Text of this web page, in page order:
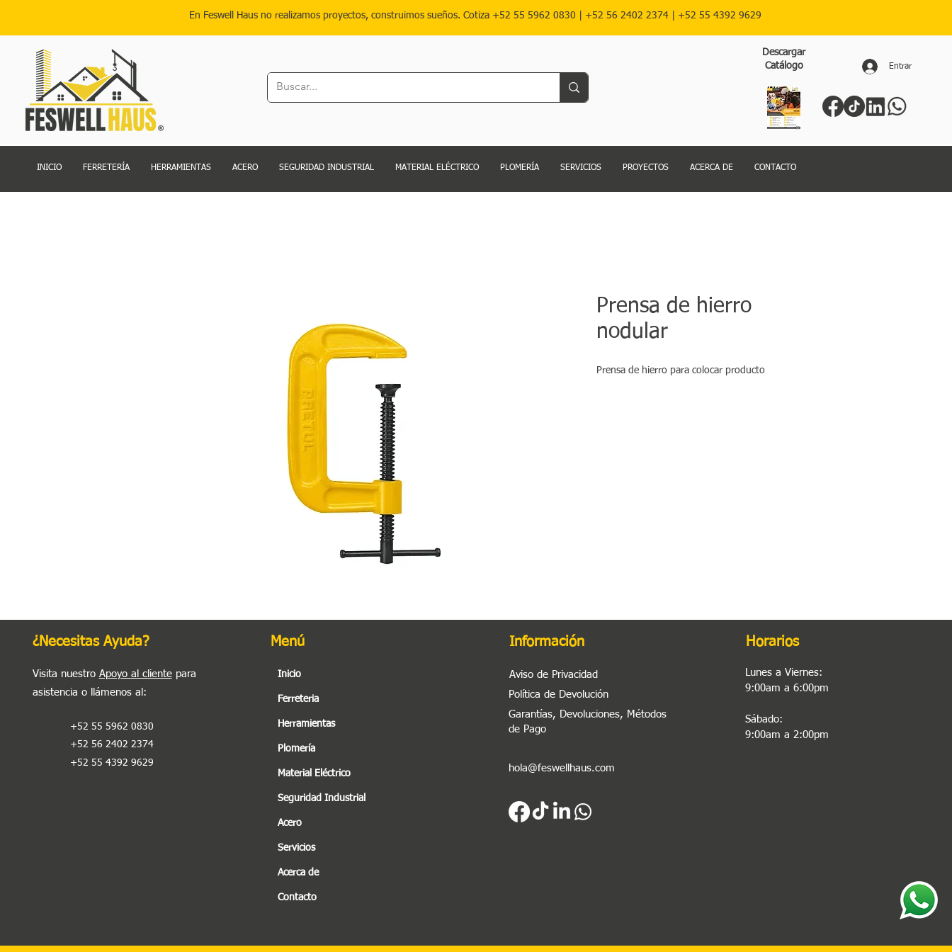
En Feswell Haus no realizamos proyectos, construimos sueños. Cotiza +52 55 5962 0830 +52 56 2402 2374 | +52 55 4392 9629
Entrar
Descargar
Catálogo
INICIO FERRETERÍA HERRAMIENTAS ACERO SEGURIDAD INDUSTRIAL MATERIAL ELÉCTRICO PLOMERÍA SERVICIOS PROYECTOS ACERCA DE CONTACTO
Prensa de hierro
nodular
Prensa de hierro para colocar producto
¿Necesitas Ayuda?
Visita nuestro Apoyo al clientepara
asistencia o llámenos al :
+52 55 5962 0830
+52 56 2402 2374
+52 55 4392 9629
Menú
Inicio
Ferreteria
Herramientas
Plomería
Material Eléctrico
Seguridad Industrial
Acero
Servicios
Acerca de
Contacto
Información
Aviso de Privacidad
Política de Devolución
Garantías, Devoluciones, Métodos
de Pago
hola@feswellhaus.com
Horarios
Lunes a Viernes:
9:00am a 6:00pm
Sábado:
9:00am a 2:00pm